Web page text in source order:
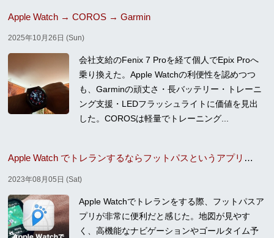
Apple Watch → COROS → Garmin
2025年10月26日 (Sun)
会社支給のFenix 7 Proを経て個人でEpix Proへ
乗り換えた。Apple Watchの利便性を認めつつ
も、Garminの頑丈さ・長バッテリー・トレーニ
ング支援・LEDフラッシュライトに価値を見出
した。COROSは軽量でトレーニング...
Apple Watch でトレランするならフットパスというアプリが便利
2023年08月05日 (Sat)
Apple Watchでトレランをする際、フットパスア
プリが非常に便利だと感じた。地図が見やす
く、高機能なナビゲーションやゴールタイム予